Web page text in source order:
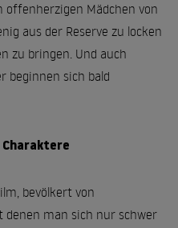
offenherzigen Mädchen von
aus der Reserve zu locken
zu bringen. Und auch
beginnen sich bald
bevölkert von
man sich nur schwer